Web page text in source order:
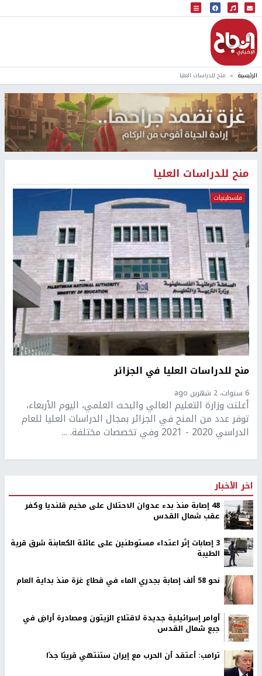
البث المباشر
إذاعة النجاح
الرئيسية منح للدراسات العليا
منح للدراسات العليا
فلسطينيات
منح للدراسات العليا في الجزائر
6 سنوات، 2 شهرين ago
أعلنت وزارة التعليم العالي والبحث العلمي، اليوم الأربعاء،
توفر عدد من المنح في الجزائر بمجال الدراسات العليا للعام
الدراسي 2020 - 2021 وفي تخصصات مختلفة. ...
اخر الأخبار
48 إصابة منذ بدء عدوان الاحتلال على مخيم قلنديا وكفر
عقب شمال القدس
‏3 إصابات إثر اعتداء مستوطنين على عائلة الكعابنة شرق قرية
الطيبة
نحو 58 ألف إصابة بجدري الماء في قطاع غزة منذ بداية العام
أوامر إسرائيلية جديدة لاقتلاع الزيتون ومصادرة أراضٍ في
جبع شمال القدس
ترامب: أعتقد أن الحرب مع إيران ستنتهي قريبًا جدًا